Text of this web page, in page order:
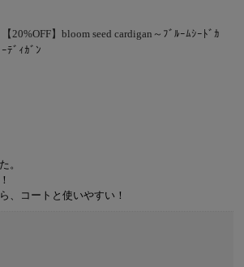
【20%OFF】bloom seed cardigan～ﾌﾞﾙｰﾑｼｰﾄﾞｶ
ｰﾃﾞｨｶﾞﾝ
。
、コートと使いやすい！